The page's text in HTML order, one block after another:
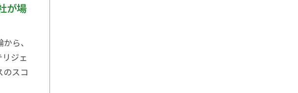
が場
ら、
ジェ
のスコ